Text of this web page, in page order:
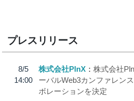
プレスリリース
8/5
14:00
株式会社PlnX
株式会社
ーバルWeb3カンファレン
ボレーションを決定